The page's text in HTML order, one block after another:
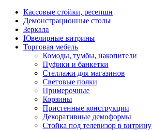
Кассовые стойки, ресепшн
Демонстрационные столы
Зеркала
Ювелирные витрины
Торговая мебель
Комоды, тумбы, накопители
Пуфики и банкетки
Стеллажи для магазинов
Световые полки
Примерочные
Корзины
Пристенные конструкции
Декоративные демоформы
Стойка под телевизор в витрину